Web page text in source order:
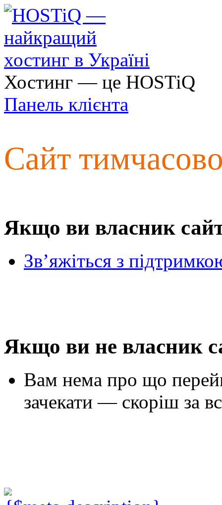
Хостинг — це HOSTiQ
Панель клієнта
Сайт
Якщо ви власник
Зв’яжіться з
Якщо ви не власник
Вам нема про що
зачекати — скоріш за